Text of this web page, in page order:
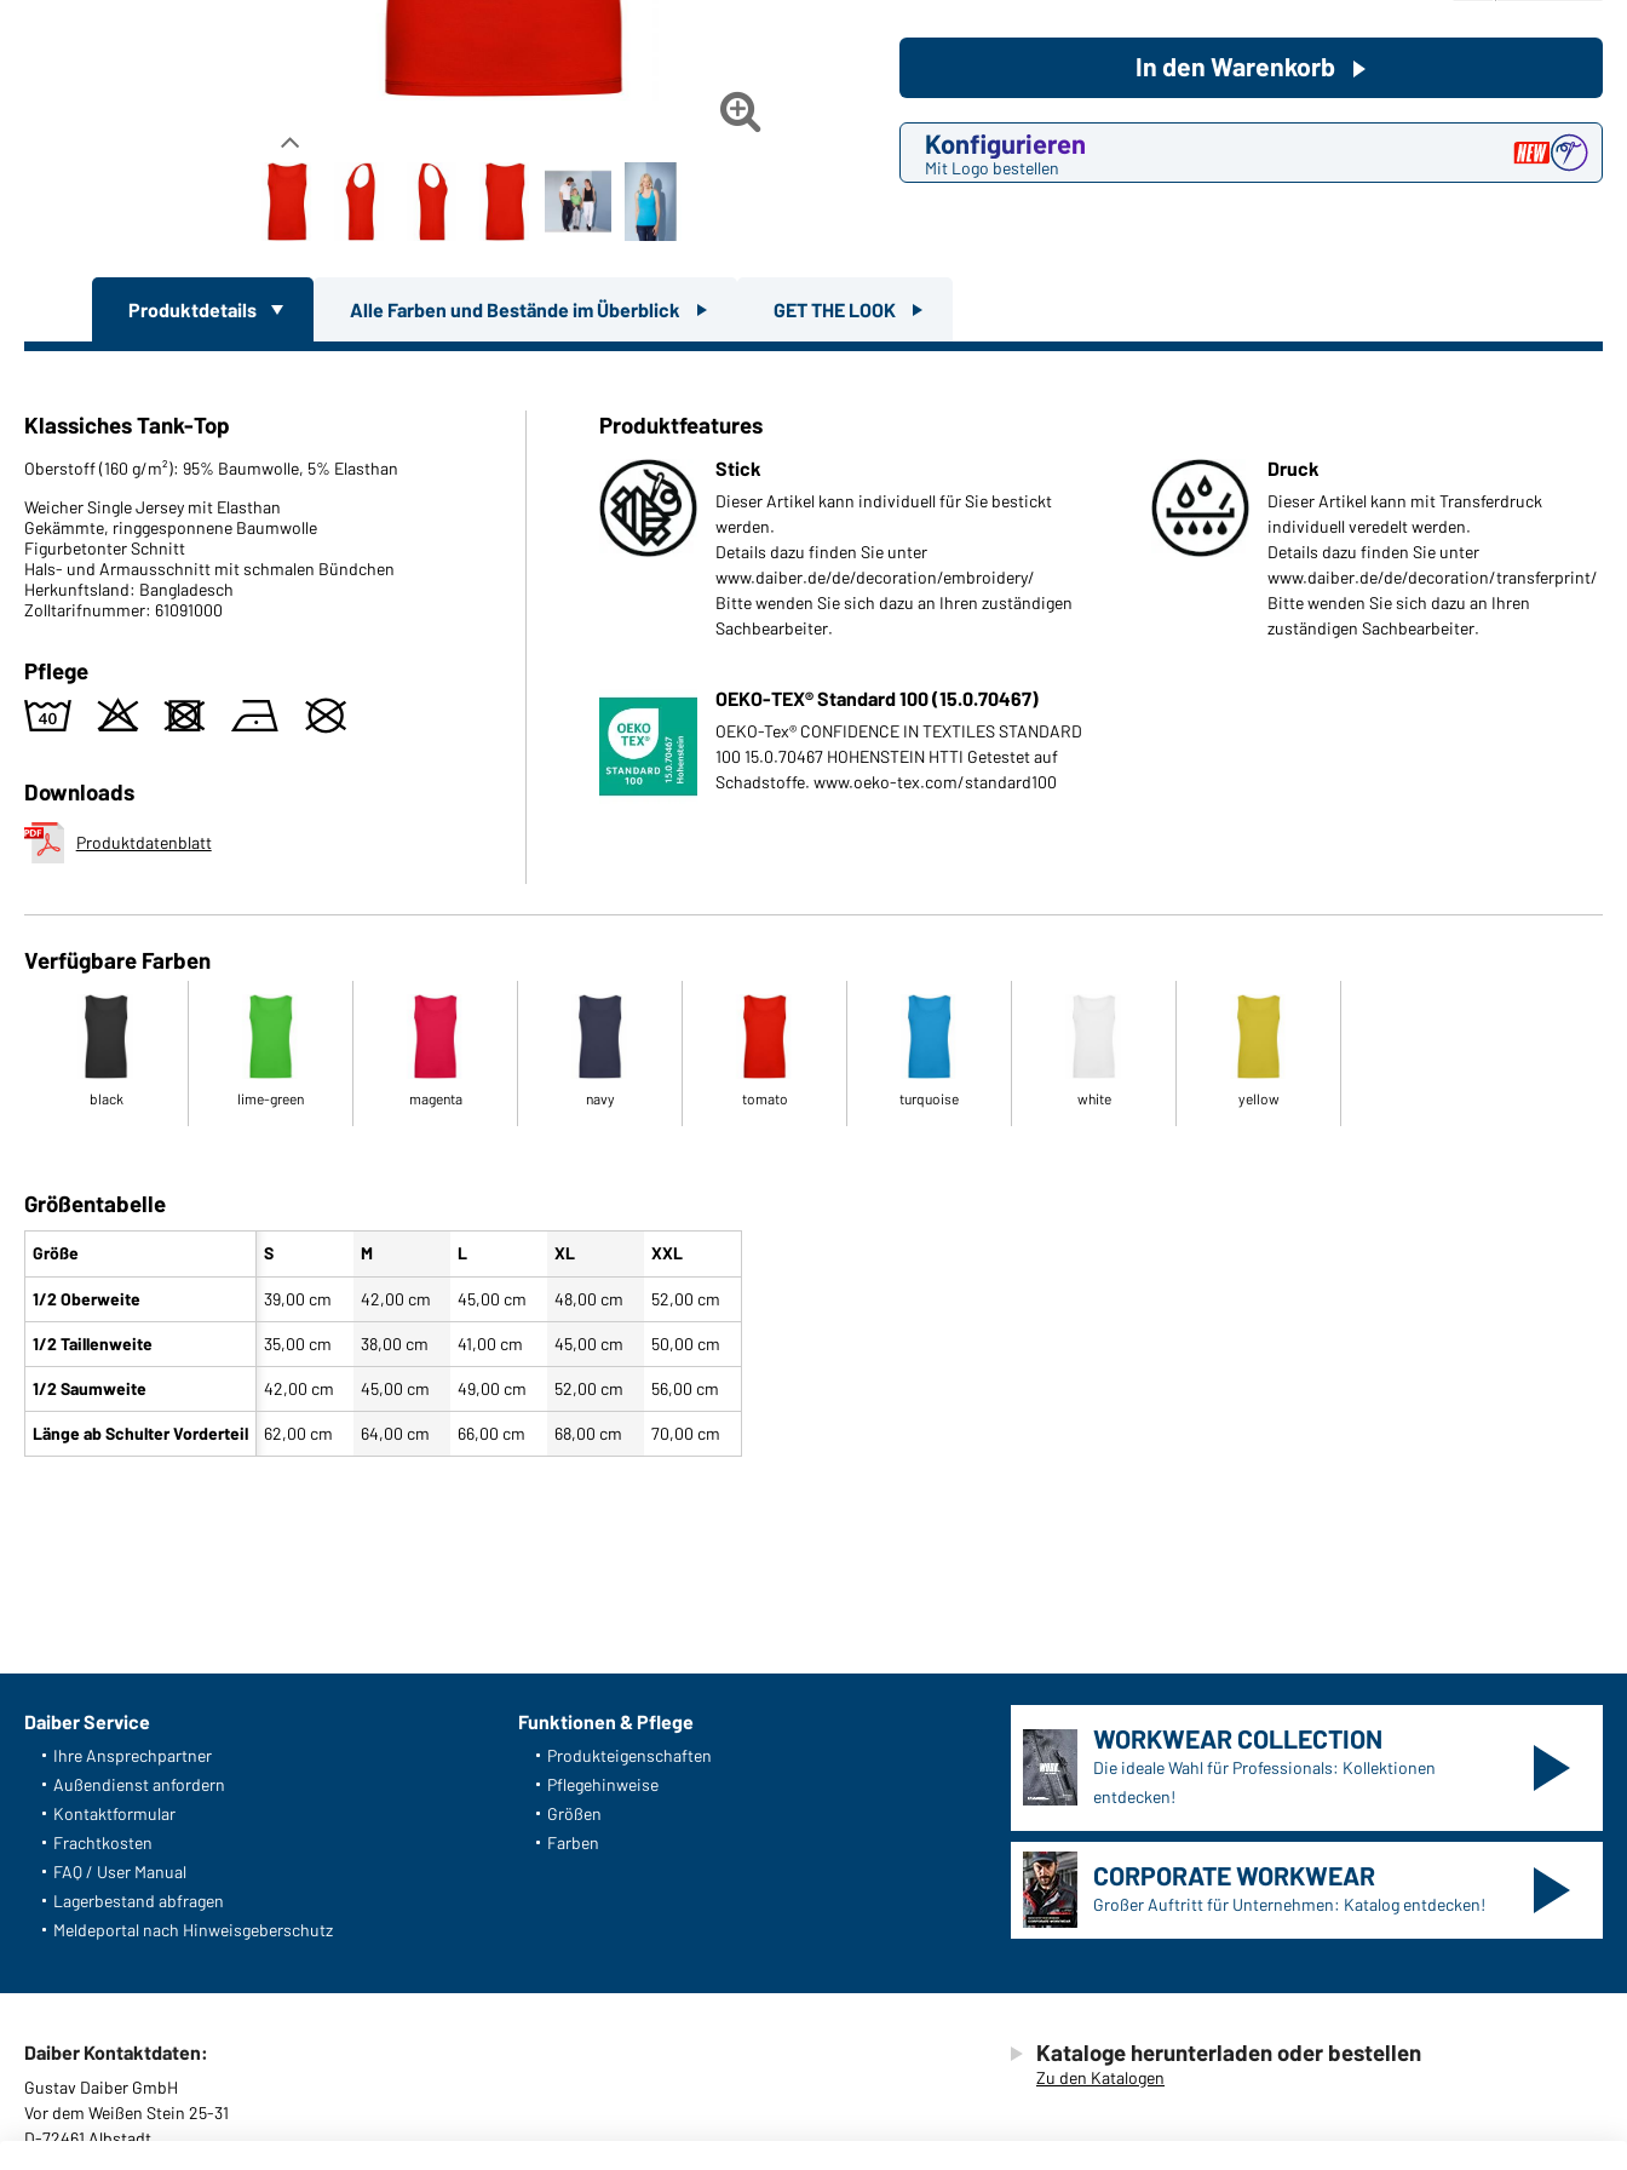
Sie möchten gerne für Ihren
Hier geht's zu unserem

Konfigurieren
Mit Logo bestellen
In den Warenkorb
Produktdetails Alle Farben und Bestände im Überblick GET THE LOOK
Klassiches Tank-Top
Oberstoff (160 g/m²): 95% Baumwolle, 5% Elasthan
Weicher Single Jersey mit Elasthan
Gekämmte, ringgesponnene Baumwolle
Figurbetonter Schnitt
Hals- und Armausschnitt mit schmalen Bündchen
Herkunftsland: Bangladesch
Zolltarifnummer: 61091000
Pflege
8 o d n U
Downloads
Produktdatenblatt
Produktfeatures
Stick
Dieser Artikel kann individuell für Sie bestickt
werden.
Details dazu finden Sie unter
www.daiber.de/de/decoration/embroidery/
Bitte wenden Sie sich dazu an Ihren zuständigen
Sachbearbeiter.
Druck
Dieser Artikel kann mit Transferdruck
individuell veredelt werden.
Details dazu finden Sie unter
www.daiber.de/de/decoration/transferprint/
Bitte wenden Sie sich dazu an Ihren
zuständigen Sachbearbeiter.
OEKO-TEX® Standard 100 (15.0.70467)
OEKO-Tex® CONFIDENCE IN TEXTILES STANDARD
100 15.0.70467 HOHENSTEIN HTTI Getestet auf
Schadstoffe. www.oeko-tex.com/standard100
Verfügbare Farben
black lime-green magenta navy tomato turquoise white yellow
Größentabelle
Größe
1/2 Oberweite
1/2 Taillenweite
1/2 Saumweite
Länge ab Schulter Vorderteil
S M L XL XXL
39,00 cm 42,00 cm 45,00 cm 48,00 cm 52,00 cm
35,00 cm 38,00 cm 41,00 cm 45,00 cm 50,00 cm
42,00 cm 45,00 cm 49,00 cm 52,00 cm 56,00 cm
62,00 cm 64,00 cm 66,00 cm 68,00 cm 70,00 cm
Daiber Service
Ihre Ansprechpartner
Außendienst anfordern
Kontaktformular
Frachtkosten
FAQ / User Manual
Lagerbestand abfragen
Meldeportal nach Hinweisgeberschutz
Funktionen & Pflege
Produkteigenschaften
Pflegehinweise
Größen
Farben
WORKWEAR COLLECTION
Die ideale Wahl für Professionals: Kollektionen
entdecken!
CORPORATE WORKWEAR
Großer Auftritt für Unternehmen: Katalog entdecken!
Daiber Kontaktdaten:
Gustav Daiber GmbH
Vor dem Weißen Stein 25-31
D-72461 Albstadt
Kataloge herunterladen oder bestellen
Zu den Katalogen